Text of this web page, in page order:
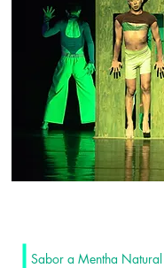
Sabor a Mentha Natural